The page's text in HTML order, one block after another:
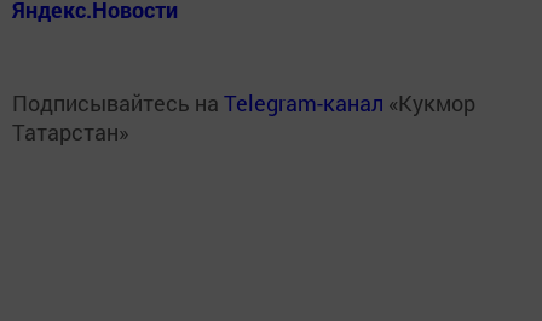
Яндекс.Новости
Подписывайтесь на Telegram-канал «Кукмор
Татарстан»